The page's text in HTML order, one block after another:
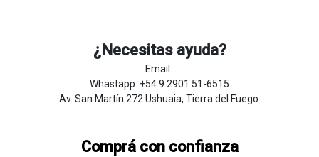
¿Necesitas ayuda?
Email:
Whastapp: +54 9 2901 51-6515
Av. San Martín 272 Ushuaia, Tierra del Fuego
Comprá con confianza